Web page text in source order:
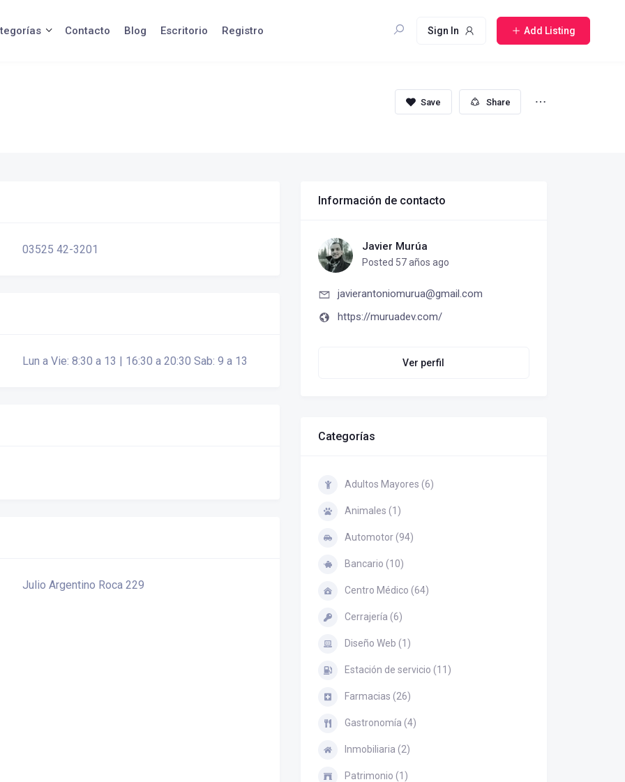
Contacto Blog Escritorio Registro Sign In Add Listing
Share
03525 42-3201
Lun a Vie: 8:30 a 13 | 16:30 a 20:30 Sab: 9 a 13
Julio Argentino Roca 229
Información de contacto
Javier Murúa
Posted 57 años ago
javierantoniomurua@gmail.com
https://muruadev.com/
Ver perfil
Categorías
Adultos Mayores (6)
Animales (1)
Automotor (94)
Bancario (10)
Centro Médico (64)
Cerrajería (6)
Diseño Web (1)
Estación de servicio (11)
Farmacias (26)
Gastronomía (4)
Inmobiliaria (2)
Patrimonio (1)